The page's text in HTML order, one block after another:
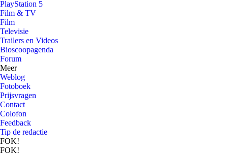
PlayStation 5
Film & TV
Film
Televisie
Trailers en Videos
Bioscoopagenda
Forum
Meer
Weblog
Fotoboek
Prijsvragen
Contact
Colofon
Feedback
Tip de redactie
FOK!
FOK!